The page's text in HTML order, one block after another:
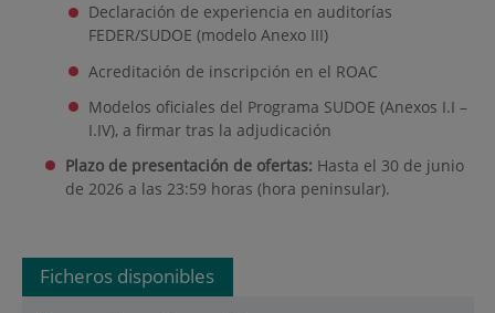
Declaración de experiencia en auditorías
FEDER/SUDOE (modelo Anexo III)
Acreditación de inscripción en el ROAC
Modelos oficiales del Programa SUDOE (Anexos I.I –
I.IV), a firmar tras la adjudicación
Plazo de presentación de ofertas: Hasta el 30 de junio
de 2026 a las 23:59 horas (hora peninsular).
Ficheros disponibles